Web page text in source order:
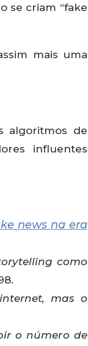
se criam “fake
mais uma
algoritmos de
influentes
news na era
como
mas o
o número de